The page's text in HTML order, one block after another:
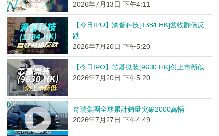
2026年7月13日 下午4:11
【今日IPO】滴普科技[1384.HK]营收翻倍反
跌
2026年7月20日 下午5:20
【今日IPO】芯碁微装[9630.HK]创上市新低
2026年7月20日 下午5:20
奇瑞集團全球累計銷量突破2000萬輛
2026年7月27日 下午4:49